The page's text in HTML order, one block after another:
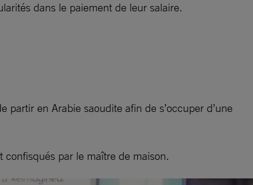
dans le paiement de leur salaire.
partir en Arabie saoudite afin de s’occuper d’une
confisqués par le maître de maison.